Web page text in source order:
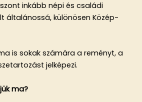
inkább népi és családi
általánossá, különösen Közép-
is sokak számára a reményt, a
jelképezi.
ma?